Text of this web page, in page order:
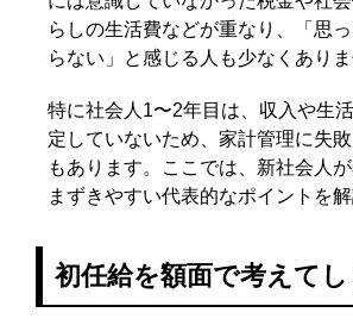
らしの生活費などが重なり、「思
らない」と感じる人も少なくありま
特に社会人1〜2年目は、収入や生
定していないため、家計管理に失
もあります。ここでは、新社会人
まずきやすい代表的なポイントを解
初任給を額面で考えてし